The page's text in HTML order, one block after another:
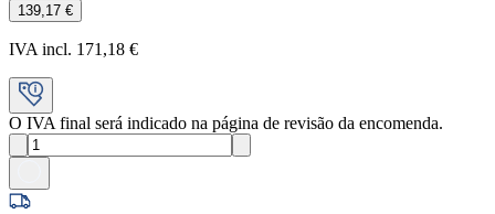
139,17 €
IVA incl. 171,18 €
O IVA final será indicado na página de revisão da encomenda.